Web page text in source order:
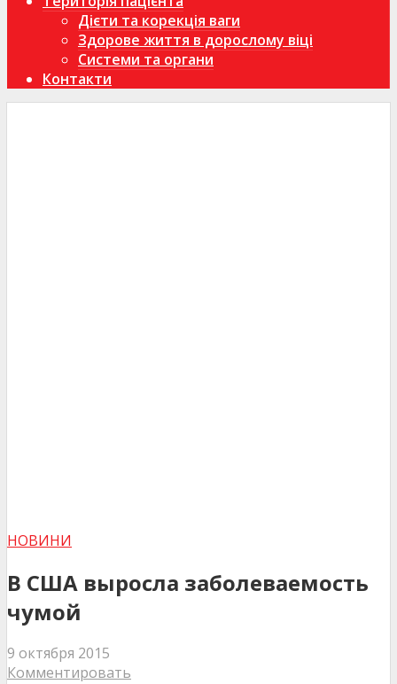
Дієти та корекція ваги
Здорове життя в дорослому віці
Системи та органи
Контакти
НОВИНИ
В США выросла заболеваемость
чумой
9 октября 2015
Комментировать